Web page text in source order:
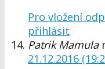
Pro vložení
přihlásit
Patrik Mamula
21.12.2016